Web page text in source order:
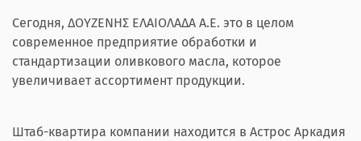
Сегодня, ΔΟΥΖΕΝΗΣ ΕΛΑΙΟΛΑΔΑ A.E. это в целом
современное предприятие обработки и
стандартизации оливкового масла, которое
увеличивает ассортимент продукции.
Штаб-квартира компании находится в Астрос Аркадия